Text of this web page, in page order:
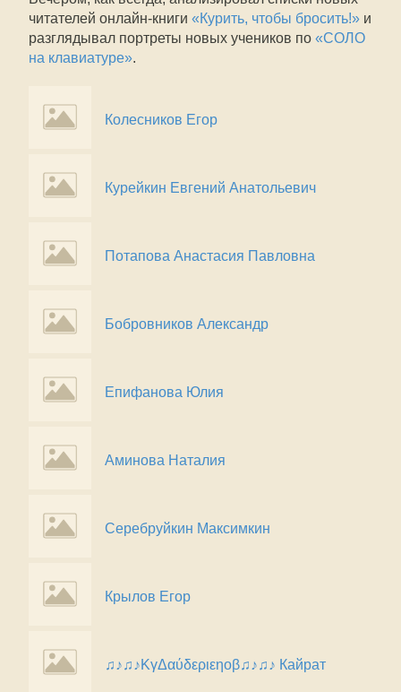
читателей онлайн-книги «Курить, чтобы бросить!» и
разглядывал портреты новых учеников по «СОЛО
на клавиатуре».
Колесников Егор
Курейкин Евгений Анатольевич
Потапова Анастасия Павловна
Бобровников Александр
Епифанова Юлия
Аминова Наталия
Серебруйкин Максимкин
Крылов Егор
♫♪♫♪ΚγΔαύδεριεηοβ♫♪♫♪ Кайрат